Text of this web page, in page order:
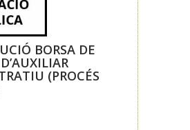
BORSA DE
(PROCÉS